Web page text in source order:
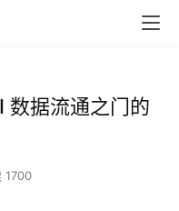
数据流通之门的
1700